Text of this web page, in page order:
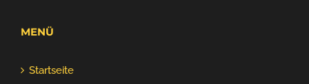
MENÜ
Startseite